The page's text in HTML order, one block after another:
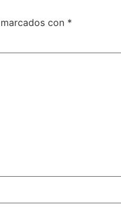
con *